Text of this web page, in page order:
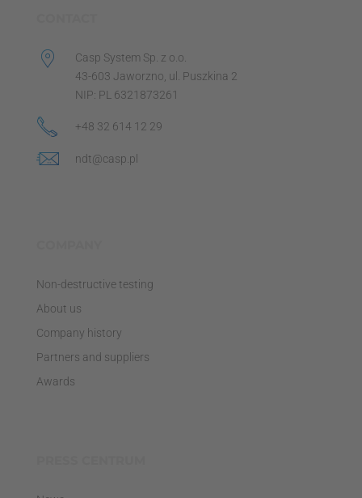
Casp System Sp. z o.o.
43-603 Jaworzno, ul. Puszkina 2
NIP: PL 6321873261
+48 32 614 12 29
ndt@casp.pl
Non-destructive testing
About us
Company history
Partners and suppliers
Awards